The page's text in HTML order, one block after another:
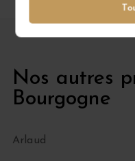
Nos autres
Bourgogne
Arlaud